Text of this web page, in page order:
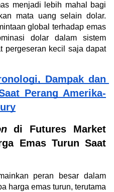
menjadi lebih mahal bagi
mata uang selain dolar.
global terhadap emas
dolar dalam sistem
pergeseran kecil saja dapat
Dampak dan
Perang Amerika-
di Futures Market
Emas Turun Saat
peran besar dalam
harga emas turun, terutama